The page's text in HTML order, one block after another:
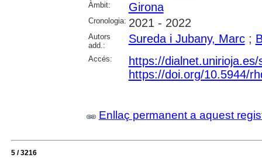
Àmbit:
Girona
Cronologia: 2021 - 2022
Autors
add.:
Sureda i Jubany, Marc;
Accés:
https://
https://doi.org/10.5944/
Enllaç permanent a aquest
5 / 3216